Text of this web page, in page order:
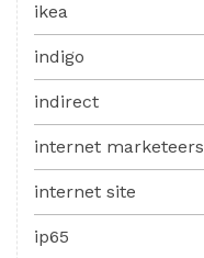
ikea
indigo
indirect
internet marketeers
internet site
ip65